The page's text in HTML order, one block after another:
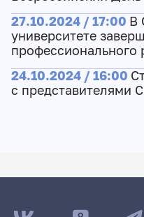
27.10.2024 / 17:00 В
университете
профессионального
24.10.2024 / 16:00
с представителями